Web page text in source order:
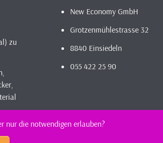
zu
New Economy GmbH
Grotzenmühlestrasse 32
8840 Einsiedeln
055 422 25 90
kompatibel bestellen
nur die notwendigen erlauben?